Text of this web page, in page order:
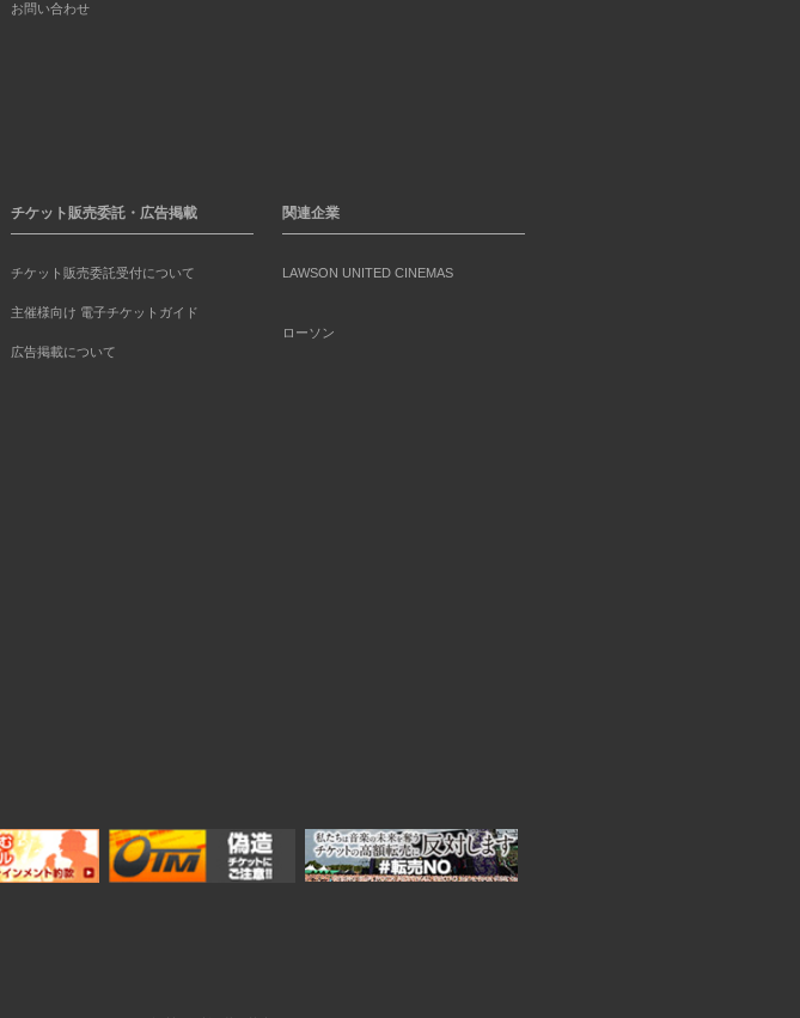
お問い合わせ
チケット販売委託・広告掲載
チケット販売委託受付について
主催様向け 電子チケットガイド
広告掲載について
関連企業
LAWSON UNITED CINEMAS
ローソン